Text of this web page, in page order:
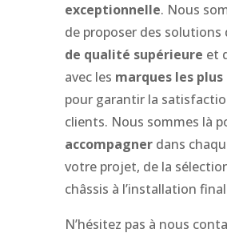
exceptionnelle. Nous
de proposer des solutions
de qualité supérieure et
avec les marques les
pour garantir la
clients. Nous sommes là
accompagnerdans
votre projet, de la
châssis à l’installation
N’hésitez pas à nous